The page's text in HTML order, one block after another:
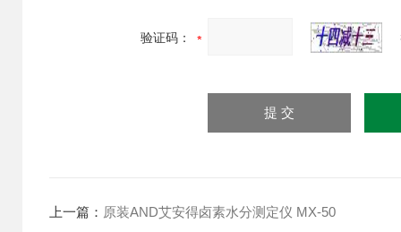
验证码：
上一篇： 原装AND艾安得卤素水分测定仪 MX-50